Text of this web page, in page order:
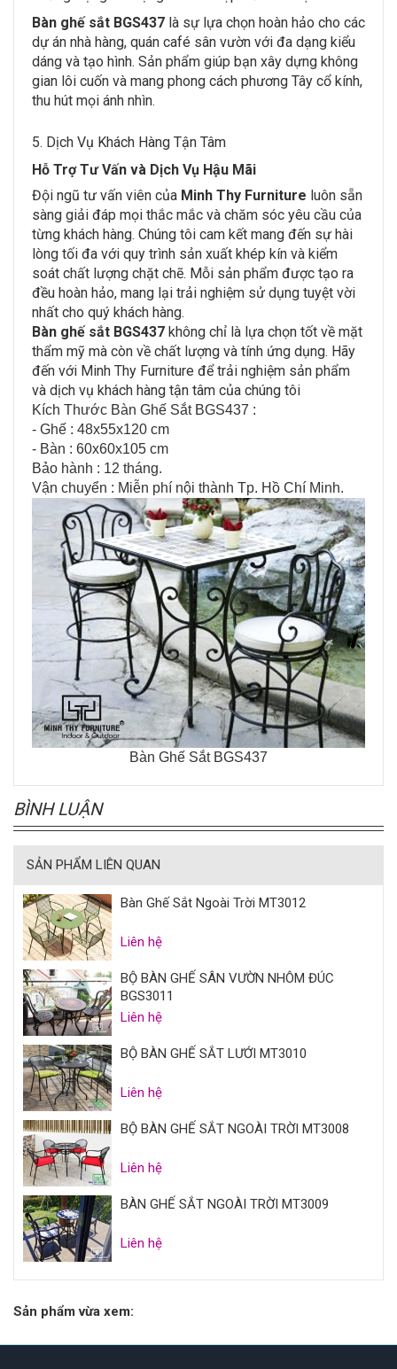
Bàn ghế sắt BGS437 là sự lựa chọn hoàn hảo cho các
dự án nhà hàng, quán café sân vườn với đa dạng kiểu
dáng và tạo hình. Sản phẩm giúp bạn xây dựng không
gian lôi cuốn và mang phong cách phương Tây cổ kính,
thu hút mọi ánh nhìn.
5. Dịch Vụ Khách Hàng Tận Tâm
Hỗ Trợ Tư Vấn và Dịch Vụ Hậu Mãi
Đội ngũ tư vấn viên của Minh Thy Furniture luôn sẵn
sàng giải đáp mọi thắc mắc và chăm sóc yêu cầu của
từng khách hàng. Chúng tôi cam kết mang đến sự hài
lòng tối đa với quy trình sản xuất khép kín và kiểm
soát chất lượng chặt chẽ. Mỗi sản phẩm được tạo ra
đều hoàn hảo, mang lại trải nghiệm sử dụng tuyệt vời
nhất cho quý khách hàng.
Bàn ghế sắt BGS437 không chỉ là lựa chọn tốt về mặt
thẩm mỹ mà còn về chất lượng và tính ứng dụng. Hãy
đến với Minh Thy Furniture để trải nghiệm sản phẩm
và dịch vụ khách hàng tận tâm của chúng tôi
Kích Thước Bàn Ghế Sắt BGS437 :
- Ghế : 48x55x120 cm
- Bàn : 60x60x105 cm
Bảo hành : 12 tháng.
Vận chuyển : Miễn​ p​hí nội thành​ Tp. Hồ Chí Minh.
Bàn Ghế SắtBGS437
BÌNH LUẬN
SẢN PHẨM LIÊN QUAN
Bàn Ghế Sắt Ngoài Trời MT3012
Liên hệ
BỘ BÀN GHẾ SÂN VƯỜN NHÔM ĐÚC
BGS3011
Liên hệ
BỘ BÀN GHẾ SẮT LƯỚI MT3010
Liên hệ
BỘ BÀN GHẾ SẮT NGOÀI TRỜI MT3008
Liên hệ
BÀN GHẾ SẮT NGOÀI TRỜI MT3009
Liên hệ
Sản phẩm vừa xem: